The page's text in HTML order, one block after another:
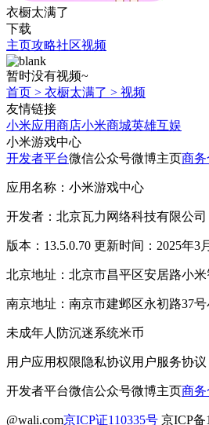
衣橱太满了
下载
主页攻略社区视频
暂时没有视频~
首页 > 衣橱太满了 > 视频
友情链接
小米应用商店小米商城英雄互娱
小米游戏中心
开发者平台微信公众号微博主页商
应用名称：小米游戏中心
开发者：北京瓦力网络科技有限公司
版本：13.5.0.70 更新时间：2025年3
北京地址：北京市昌平区安居路小米
南京地址：南京市建邺区永初路37
未成年人防沉迷系统米币
用户应用权限隐私协议用户服务协议
开发者平台微信公众号微博主页商
@wali.com京ICP证110335号 京ICP备